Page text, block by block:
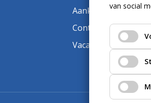
Aankoopmakelaar
Contact
Vacatures
van social